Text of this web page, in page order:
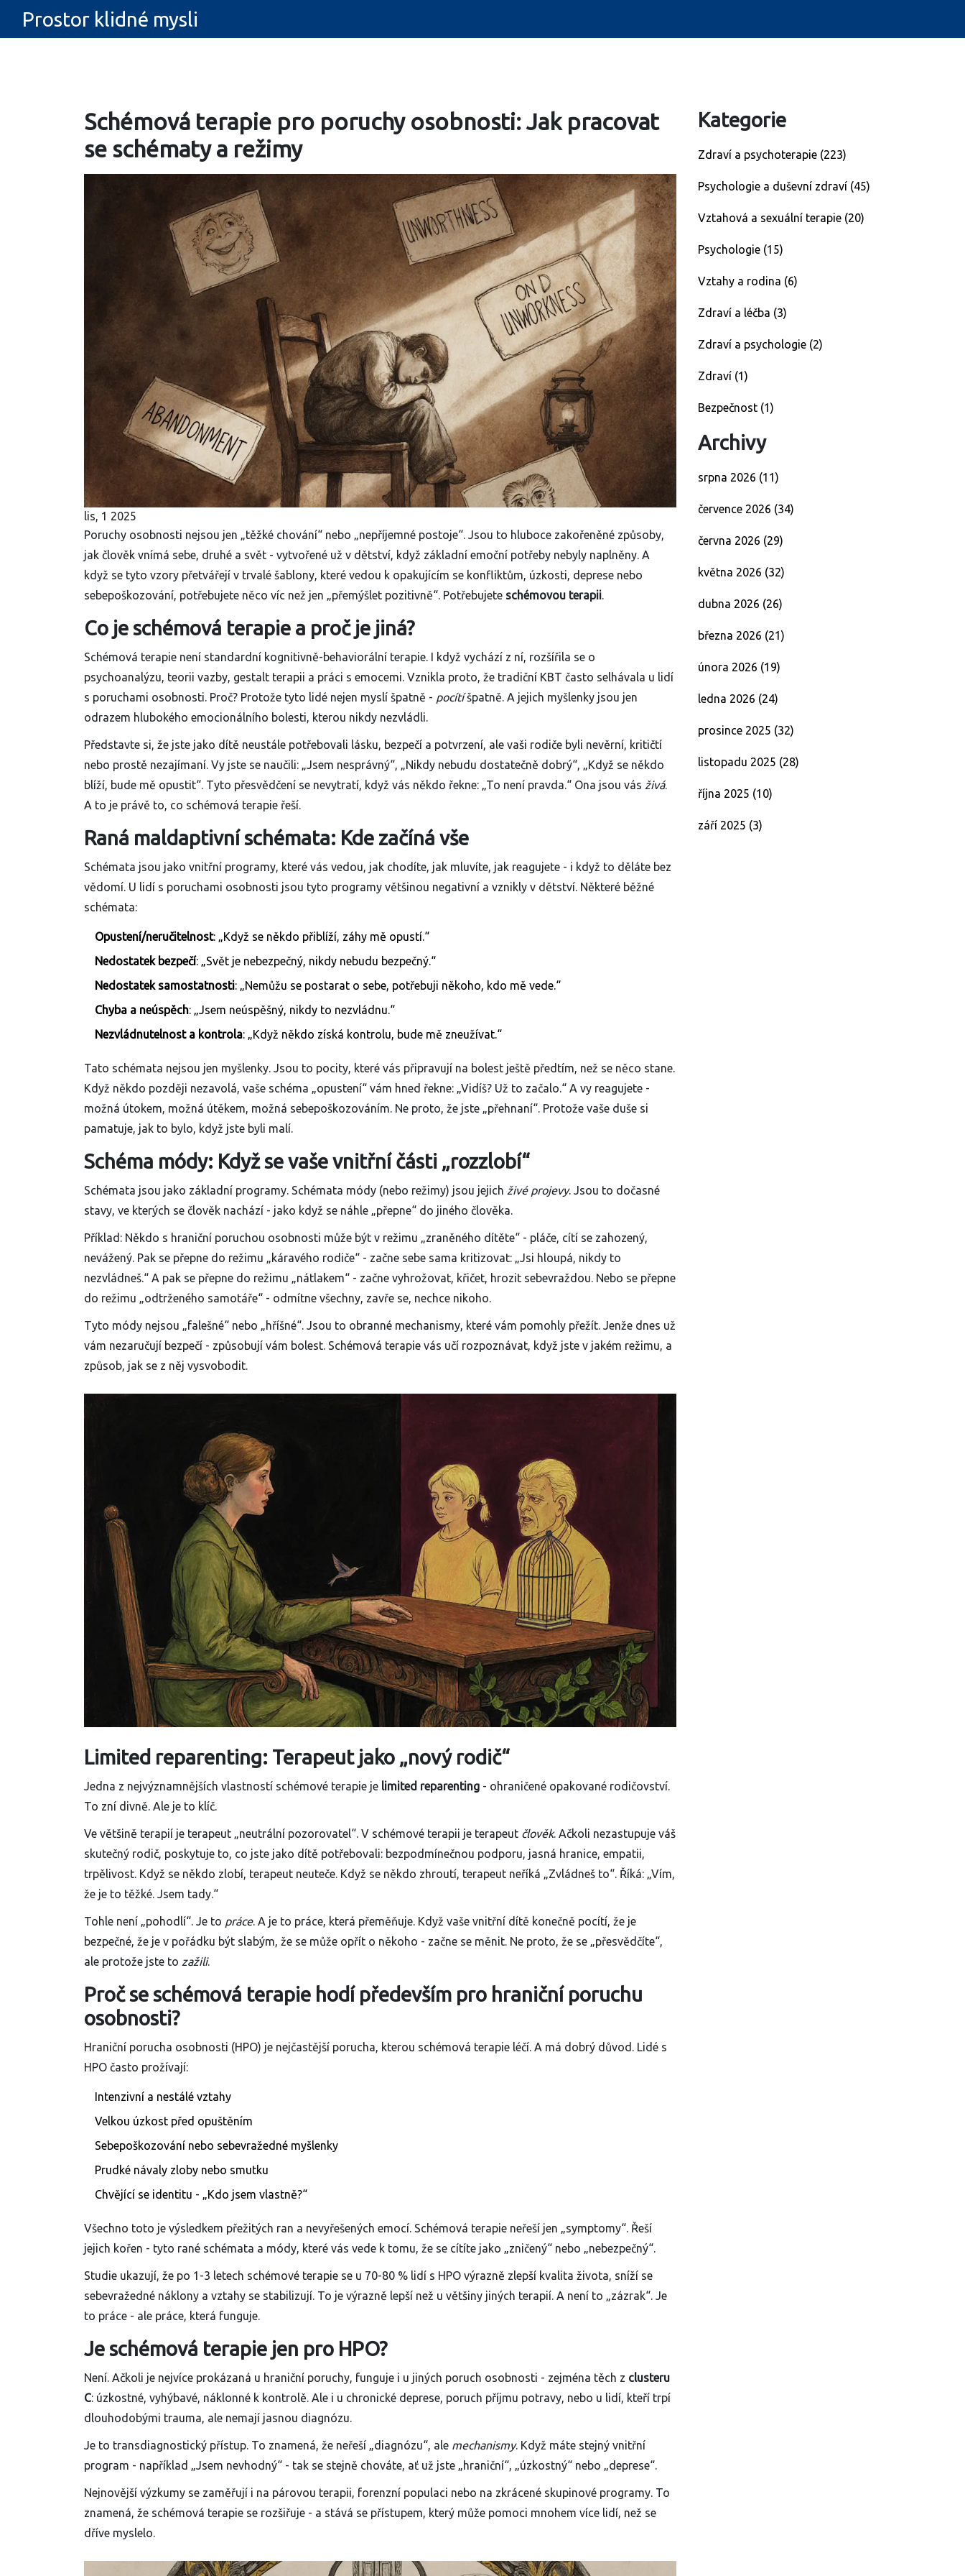
Prostor klidné mysli
Schémová terapie pro poruchy osobnosti: Jak pracovat
se schématy a režimy
lis, 1 2025
Poruchy osobnosti nejsou jen „těžké chování“ nebo „nepříjemné postoje“. Jsou to hluboce zakořeněné způsoby,
jak člověk vnímá sebe, druhé a svět - vytvořené už v dětství, když základní emoční potřeby nebyly naplněny. A
když se tyto vzory přetvářejí v trvalé šablony, které vedou k opakujícím se konfliktům, úzkosti, deprese nebo
sebepoškozování, potřebujete něco víc než jen „přemýšlet pozitivně“. Potřebujete schémovou terapii.
Co je schémová terapie a proč je jiná?
Schémová terapie není standardní kognitivně-behaviorální terapie. I když vychází z ní, rozšířila se o
psychoanalýzu, teorii vazby, gestalt terapii a práci s emocemi. Vznikla proto, že tradiční KBT často selhávala u lidí
s poruchami osobnosti. Proč? Protože tyto lidé nejen myslí špatně - pocítíšpatně. A jejich myšlenky jsou jen
odrazem hlubokého emocionálního bolesti, kterou nikdy nezvládli.
Představte si, že jste jako dítě neustále potřebovali lásku, bezpečí a potvrzení, ale vaši rodiče byli nevěrní, kritičtí
nebo prostě nezajímaní. Vy jste se naučili: „Jsem nesprávný“, „Nikdy nebudu dostatečně dobrý“, „Když se někdo
blíží, bude mě opustit“. Tyto přesvědčení se nevytratí, když vás někdo řekne: „To není pravda.“ Ona jsou vás živá.
A to je právě to, co schémová terapie řeší.
Raná maldaptivní schémata: Kde začíná vše
Schémata jsou jako vnitřní programy, které vás vedou, jak chodíte, jak mluvíte, jak reagujete - i když to děláte bez
vědomí. U lidí s poruchami osobnosti jsou tyto programy většinou negativní a vznikly v dětství. Některé běžné
schémata:
Opustení/neručitelnost: „Když se někdo přiblíží, záhy mě opustí.“
Nedostatek bezpečí: „Svět je nebezpečný, nikdy nebudu bezpečný.“
Nedostatek samostatnosti: „Nemůžu se postarat o sebe, potřebuji někoho, kdo mě vede.“
Chyba a neúspěch: „Jsem neúspěšný, nikdy to nezvládnu.“
Nezvládnutelnost a kontrola: „Když někdo získá kontrolu, bude mě zneužívat.“
Tato schémata nejsou jen myšlenky. Jsou to pocity, které vás připravují na bolest ještě předtím, než se něco stane.
Když někdo později nezavolá, vaše schéma „opustení“ vám hned řekne: „Vidíš? Už to začalo.“ A vy reagujete -
možná útokem, možná útěkem, možná sebepoškozováním. Ne proto, že jste „přehnaní“. Protože vaše duše si
pamatuje, jak to bylo, když jste byli malí.
Schéma módy: Když se vaše vnitřní části „rozzlobí“
Schémata jsou jako základní programy. Schémata módy (nebo režimy) jsou jejich živé projevy. Jsou to dočasné
stavy, ve kterých se člověk nachází - jako když se náhle „přepne“ do jiného člověka.
Příklad: Někdo s hraniční poruchou osobnosti může být v režimu „zraněného dítěte“ - pláče, cítí se zahozený,
nevážený. Pak se přepne do režimu „káravého rodiče“ - začne sebe sama kritizovat: „Jsi hloupá, nikdy to
nezvládneš.“ A pak se přepne do režimu „nátlakem“ - začne vyhrožovat, křičet, hrozit sebevraždou. Nebo se přepne
do režimu „odtrženého samotáře“ - odmítne všechny, zavře se, nechce nikoho.
Tyto módy nejsou „falešné“ nebo „hříšné“. Jsou to obranné mechanismy, které vám pomohly přežít. Jenže dnes už
vám nezaručují bezpečí - způsobují vám bolest. Schémová terapie vás učí rozpoznávat, když jste v jakém režimu, a
způsob, jak se z něj vysvobodit.
Limited reparenting: Terapeut jako „nový rodič“
Jedna z nejvýznamnějších vlastností schémové terapie je limited reparenting - ohraničené opakované rodičovství.
To zní divně. Ale je to klíč.
Ve většině terapií je terapeut „neutrální pozorovatel“. V schémové terapii je terapeut člověk. Ačkoli nezastupuje váš
skutečný rodič, poskytuje to, co jste jako dítě potřebovali: bezpodmínečnou podporu, jasná hranice, empatii,
trpělivost. Když se někdo zlobí, terapeut neuteče. Když se někdo zhroutí, terapeut neříká „Zvládneš to“. Říká: „Vím,
že je to těžké. Jsem tady.“
Tohle není „pohodlí“. Je to práce. A je to práce, která přeměňuje. Když vaše vnitřní dítě konečně pocítí, že je
bezpečné, že je v pořádku být slabým, že se může opřít o někoho - začne se měnit. Ne proto, že se „přesvědčíte“,
ale protože jste to zažili.
Proč se schémová terapie hodí především pro hraniční poruchu
osobnosti?
Hraniční porucha osobnosti (HPO) je nejčastější porucha, kterou schémová terapie léčí. A má dobrý důvod. Lidé s
HPO často prožívají:
Intenzivní a nestálé vztahy
Velkou úzkost před opuštěním
Sebepoškozování nebo sebevražedné myšlenky
Prudké návaly zloby nebo smutku
Chvějící se identitu - „Kdo jsem vlastně?“
Všechno toto je výsledkem přežitých ran a nevyřešených emocí. Schémová terapie neřeší jen „symptomy“. Řeší
jejich kořen - tyto rané schémata a módy, které vás vede k tomu, že se cítíte jako „zničený“ nebo „nebezpečný“.
Studie ukazují, že po 1-3 letech schémové terapie se u 70-80 % lidí s HPO výrazně zlepší kvalita života, sníží se
sebevražedné náklony a vztahy se stabilizují. To je výrazně lepší než u většiny jiných terapií. A není to „zázrak“. Je
to práce - ale práce, která funguje.
Je schémová terapie jen pro HPO?
Není. Ačkoli je nejvíce prokázaná u hraniční poruchy, funguje i u jiných poruch osobnosti - zejména těch z clusteru
C: úzkostné, vyhýbavé, náklonné k kontrolě. Ale i u chronické deprese, poruch příjmu potravy, nebo u lidí, kteří trpí
dlouhodobými trauma, ale nemají jasnou diagnózu.
Je to transdiagnostický přístup. To znamená, že neřeší „diagnózu“, ale mechanismy. Když máte stejný vnitřní
program - například „Jsem nevhodný“ - tak se stejně chováte, ať už jste „hraniční“, „úzkostný“ nebo „deprese“.
Nejnovější výzkumy se zaměřují i na párovou terapii, forenzní populaci nebo na zkrácené skupinové programy. To
znamená, že schémová terapie se rozšiřuje - a stává se přístupem, který může pomoci mnohem více lidí, než se
dříve myslelo.
Kategorie
Zdraví a psychoterapie (223)
Psychologie a duševní zdraví (45)
Vztahová a sexuální terapie (20)
Psychologie (15)
Vztahy a rodina (6)
Zdraví a léčba (3)
Zdraví a psychologie (2)
Zdraví (1)
Bezpečnost (1)
Archivy
srpna 2026 (11)
července 2026 (34)
června 2026 (29)
května 2026 (32)
dubna 2026 (26)
března 2026 (21)
února 2026 (19)
ledna 2026 (24)
prosince 2025 (32)
listopadu 2025 (28)
října 2025 (10)
září 2025 (3)